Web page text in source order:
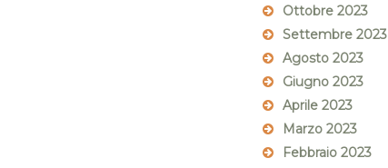
Ottobre 2023
Settembre 2023
Agosto 2023
Giugno 2023
Aprile 2023
Marzo 2023
Febbraio 2023